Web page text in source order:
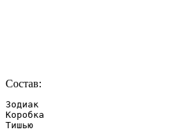
Состав:
Зодиак
Коробка
Тишью